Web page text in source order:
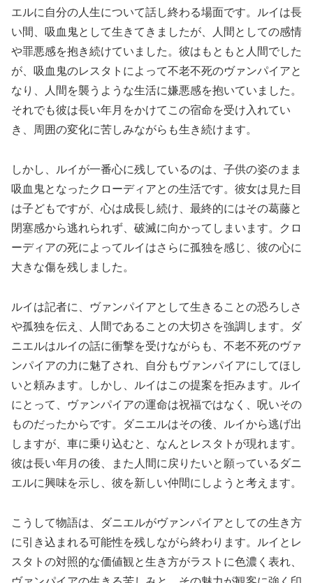
エルに自分の人生について話し終わる場面です。ルイは長
い間、吸血鬼として生きてきましたが、人間としての感情
や罪悪感を抱き続けていました。彼はもともと人間でした
が、吸血鬼のレスタトによって不老不死のヴァンパイアと
なり、人間を襲うような生活に嫌悪感を抱いていました。
それでも彼は長い年月をかけてこの宿命を受け入れてい
き、周囲の変化に苦しみながらも生き続けます。
しかし、ルイが一番心に残しているのは、子供の姿のまま
吸血鬼となったクローディアとの生活です。彼女は見た目
は子どもですが、心は成長し続け、最終的にはその葛藤と
閉塞感から逃れられず、破滅に向かってしまいます。クロ
ーディアの死によってルイはさらに孤独を感じ、彼の心に
大きな傷を残しました。
ルイは記者に、ヴァンパイアとして生きることの恐ろしさ
や孤独を伝え、人間であることの大切さを強調します。ダ
ニエルはルイの話に衝撃を受けながらも、不老不死のヴァ
ンパイアの力に魅了され、自分もヴァンパイアにしてほし
いと頼みます。しかし、ルイはこの提案を拒みます。ルイ
にとって、ヴァンパイアの運命は祝福ではなく、呪いその
ものだったからです。ダニエルはその後、ルイから逃げ出
しますが、車に乗り込むと、なんとレスタトが現れます。
彼は長い年月の後、また人間に戻りたいと願っているダニ
エルに興味を示し、彼を新しい仲間にしようと考えます。
こうして物語は、ダニエルがヴァンパイアとしての生き方
に引き込まれる可能性を残しながら終わります。ルイとレ
スタトの対照的な価値観と生き方がラストに色濃く表れ、